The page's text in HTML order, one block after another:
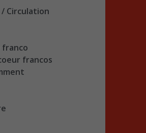
Circulation
franco
francos